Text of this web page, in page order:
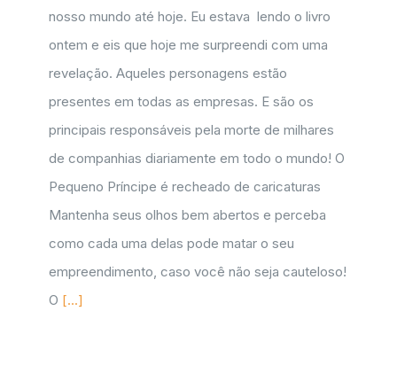
nosso mundo até hoje. Eu estava lendo o livro
ontem e eis que hoje me surpreendi com uma
revelação. Aqueles personagens estão
presentes em todas as empresas. E são os
principais responsáveis pela morte de milhares
de companhias diariamente em todo o mundo! O
Pequeno Príncipe é recheado de caricaturas
Mantenha seus olhos bem abertos e perceba
como cada uma delas pode matar o seu
empreendimento, caso você não seja cauteloso!
O [...]